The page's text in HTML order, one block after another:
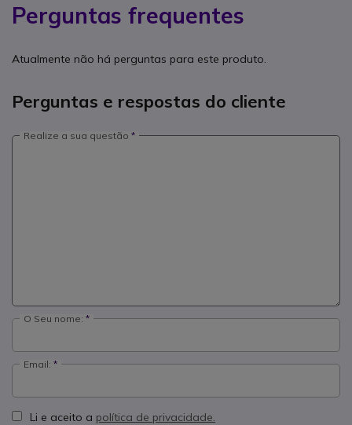
Perguntas frequentes
Atualmente não há perguntas para este produto.
Perguntas e respostas do cliente
Realize a sua questão
O Seu nome:
Email:
Li e aceito a política de privacidade.